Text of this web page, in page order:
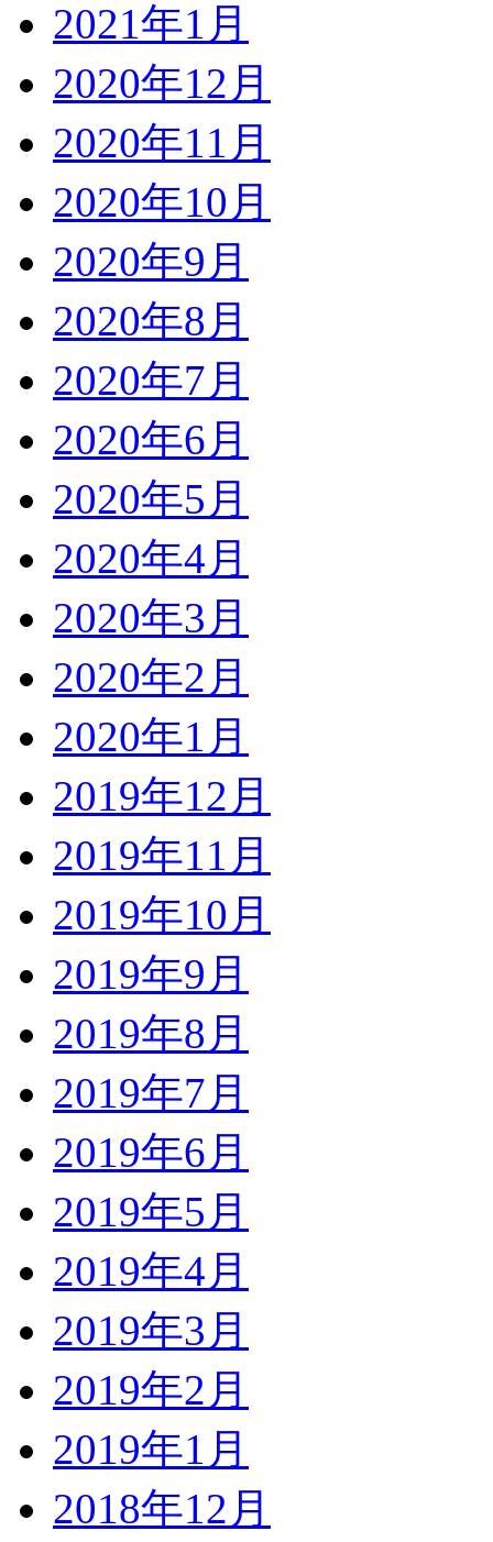
2021年1月
2020年12月
2020年11月
2020年10月
2020年9月
2020年8月
2020年7月
2020年6月
2020年5月
2020年4月
2020年3月
2020年2月
2020年1月
2019年12月
2019年11月
2019年10月
2019年9月
2019年8月
2019年7月
2019年6月
2019年5月
2019年4月
2019年3月
2019年2月
2019年1月
2018年12月